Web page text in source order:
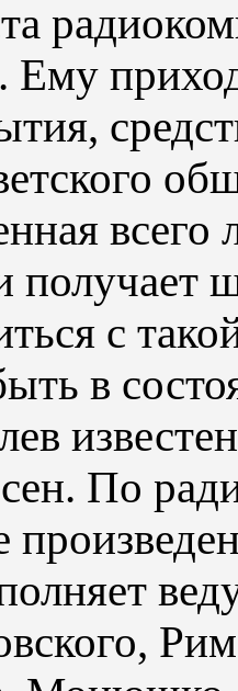
Ему
всего
получает
с
в
По